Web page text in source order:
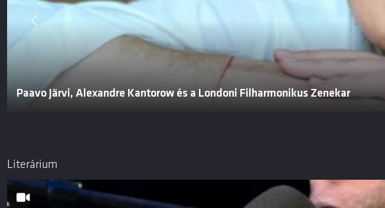
Paavo Järvi, Alexandre Kantorow és a Londoni Filharmonikus Zenekar
Literárium